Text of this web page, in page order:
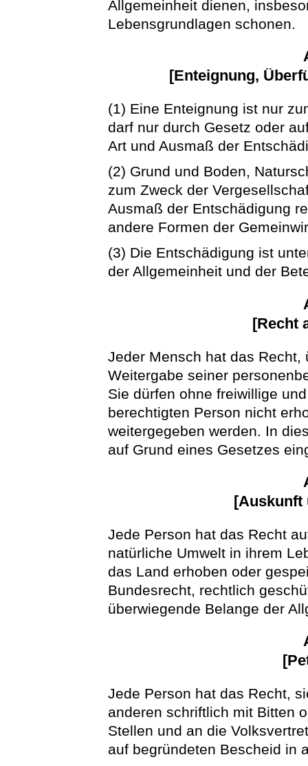
Allgemeinheit dienen,
Lebensgrundlagen schonen.
[Enteignung,
(1) Eine Enteignung ist nur
darf nur durch Gesetz oder
Art und Ausmaß der
(2) Grund und Boden,
zum Zweck der
Ausmaß der Entschädigung
andere Formen der
(3) Die Entschädigung ist
der Allgemeinheit und der
[Recht
Jeder Mensch hat das Recht,
Weitergabe seiner
Sie dürfen ohne freiwillige
berechtigten Person nicht
weitergegeben werden. In
auf Grund eines Gesetzes
[Auskunft
Jede Person hat das Recht
natürliche Umwelt in ihrem
das Land erhoben oder
Bundesrecht, rechtlich
überwiegende Belange der
Jede Person hat das Recht,
anderen schriftlich mit Bitten
Stellen und an die
auf begründeten Bescheid in